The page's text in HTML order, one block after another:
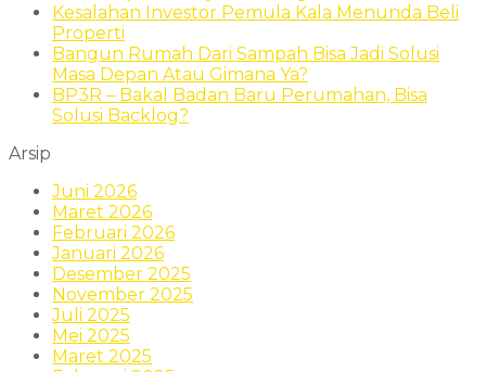
Kesalahan Investor Pemula Kala Menunda Beli
Properti
Bangun Rumah Dari Sampah Bisa Jadi Solusi
Masa Depan Atau Gimana Ya?
BP3R – Bakal Badan Baru Perumahan, Bisa
Solusi Backlog?
Arsip
Juni 2026
Maret 2026
Februari 2026
Januari 2026
Desember 2025
November 2025
Juli 2025
Mei 2025
Maret 2025